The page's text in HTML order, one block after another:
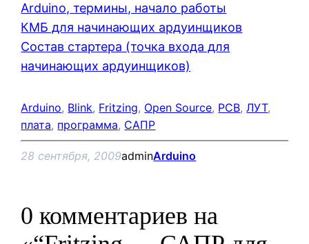
Arduino, термины, начало работы
КМБ для начинающих ардуинщиков
Состав стартера (точка входа для
начинающих ардуинщиков)
Arduino, Blink, Fritzing, Open Source, PCB, ЛУТ
плата, программа, САПР
28 сентября, 2009adminArduino
0 комментариев на